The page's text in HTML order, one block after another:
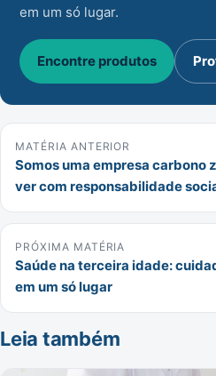
em um só lugar.
Encontre produtos
MATÉRIA ANTERIOR
Somos uma empresa carbono
ver com responsabilidade
PRÓXIMA MATÉRIA
Saúde na terceira idade:
em um só lugar
Leia também